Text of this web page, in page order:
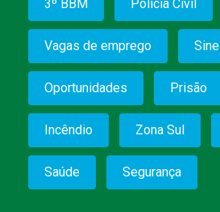
3º BBM Polícia Civil
Vagas de emprego Sine
Oportunidades Prisão
Incêndio Zona Sul
Saúde Segurança